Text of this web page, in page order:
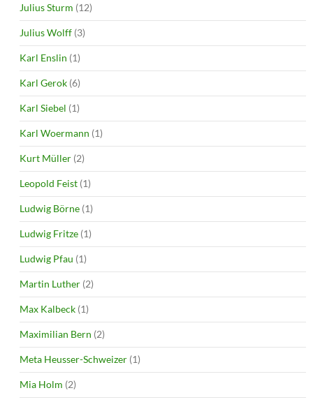
Julius Sturm (12)
Julius Wolff (3)
Karl Enslin (1)
Karl Gerok (6)
Karl Siebel (1)
Karl Woermann (1)
Kurt Müller (2)
Leopold Feist (1)
Ludwig Börne (1)
Ludwig Fritze (1)
Ludwig Pfau (1)
Martin Luther (2)
Max Kalbeck (1)
Maximilian Bern (2)
Meta Heusser-Schweizer (1)
Mia Holm (2)